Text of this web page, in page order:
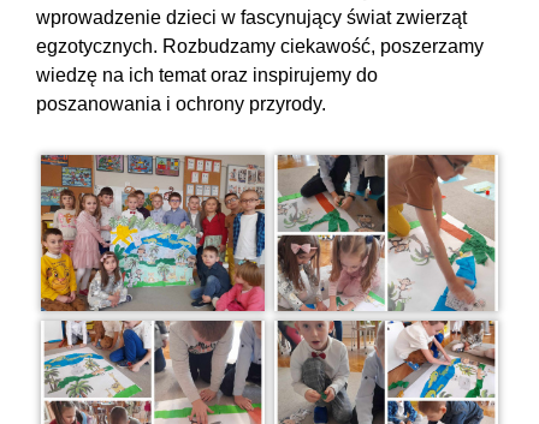
wprowadzenie dzieci w fascynujący świat zwierząt
egzotycznych. Rozbudzamy ciekawość, poszerzamy
wiedzę na ich temat oraz inspirujemy do
poszanowania i ochrony przyrody.